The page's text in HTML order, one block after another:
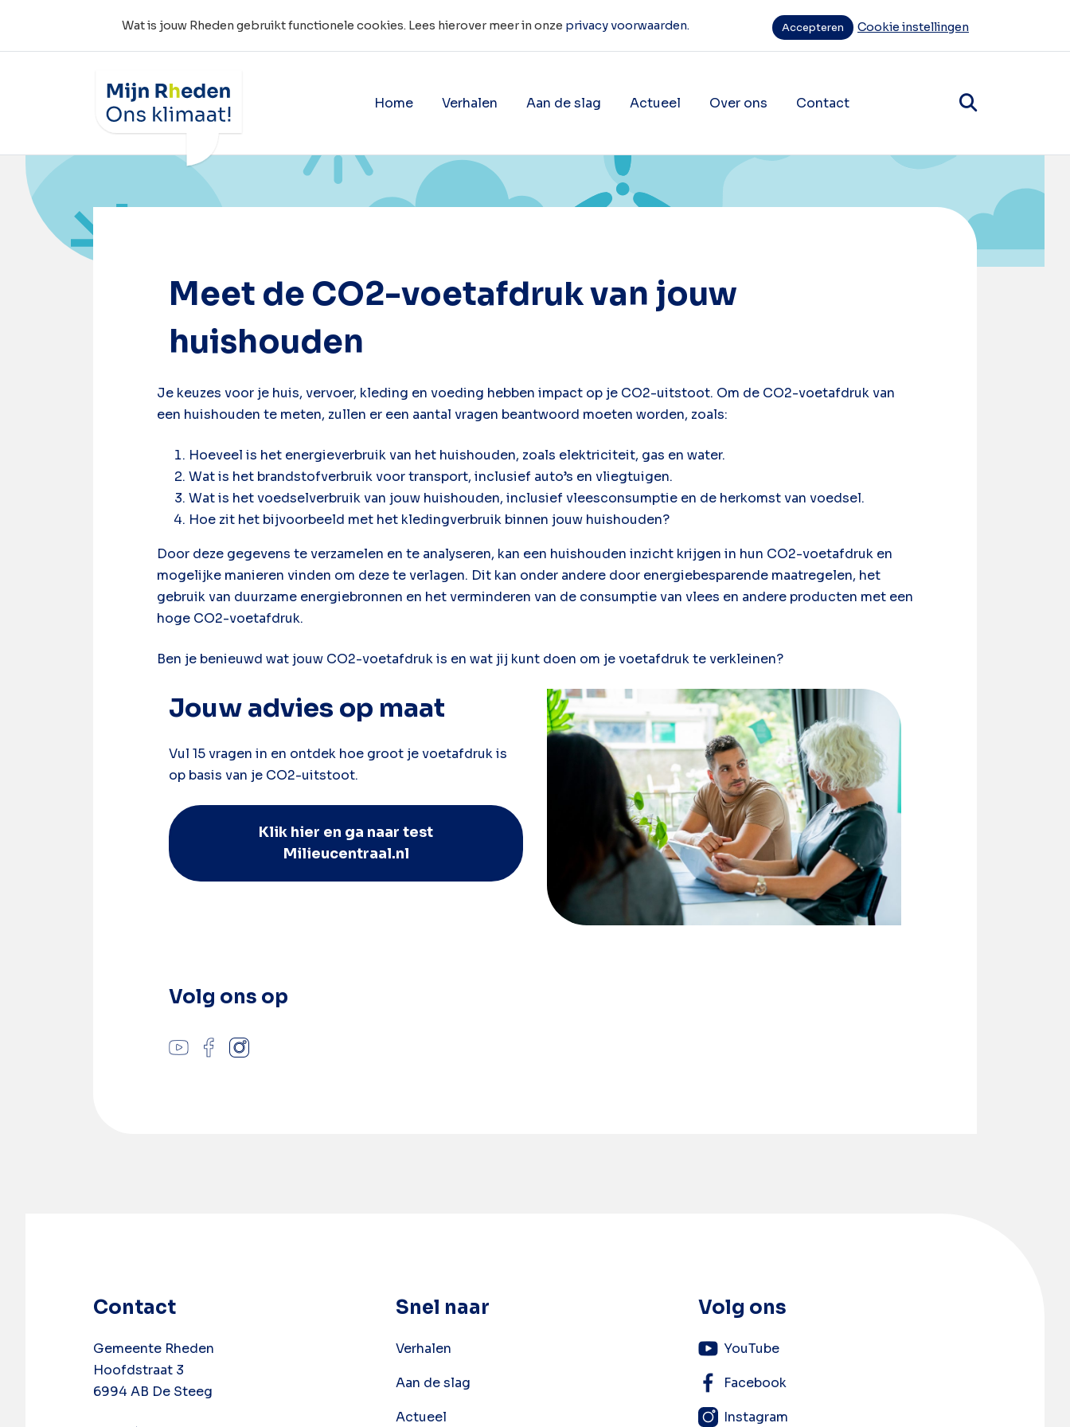
Wat is jouw Rheden gebruikt functionele cookies. Lees hierover meer in onze privacy voorwaarden. Accepteren Cookie instellingen
Wat is jouw Rheden
Home
Verhalen
Aan de slag
Actueel
Over ons Contact
Home Meet de CO2-voetafdruk van jouw huishouden
Meet de CO2-voetafdruk van jouw
huishouden
Je keuzes voor je huis, vervoer, kleding en voeding hebben impact op je CO2-uitstoot. Om de CO2-voetafdruk van
een huishouden te meten, zullen er een aantal vragen beantwoord moeten worden, zoals:
Hoeveel is het energieverbruik van het huishouden, zoals elektriciteit, gas en water.
Wat is het brandstofverbruik voor transport, inclusief auto’s en vliegtuigen.
Wat is het voedselverbruik van jouw huishouden, inclusief vleesconsumptie en de herkomst van voedsel.
Hoe zit het bijvoorbeeld met het kledingverbruik binnen jouw huishouden?
Door deze gegevens te verzamelen en te analyseren, kan een huishouden inzicht krijgen in hun CO2-voetafdruk en
mogelijke manieren vinden om deze te verlagen. Dit kan onder andere door energiebesparende maatregelen, het
gebruik van duurzame energiebronnen en het verminderen van de consumptie van vlees en andere producten met een
hoge CO2-voetafdruk.
Ben je benieuwd wat jouw CO2-voetafdruk is en wat jij kunt doen om je voetafdruk te verkleinen?
Jouw advies op maat
Vul 15 vragen in en ontdek hoe groot je voetafdruk is
op basis van je CO2-uitstoot.
Klik hier en ga naar test
Milieucentraal.nl
Volg ons op
Contact
Gemeente Rheden
Hoofdstraat 3
6994 AB De Steeg
Snel naar
Verhalen
Aan de slag
Actueel
Volg ons
YouTube
Facebook
Instagram